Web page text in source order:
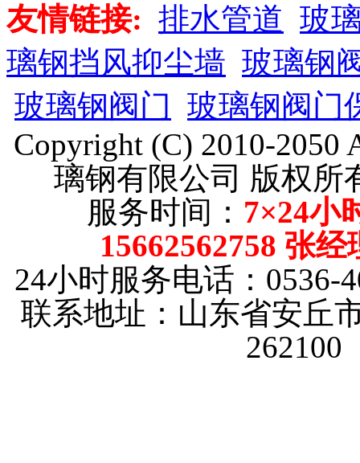
友情链接: 排水管道 玻
璃钢挡风抑尘墙 玻璃钢
玻璃钢阀门 玻璃钢阀门
Copyright (C) 2010-2050
璃钢有限公司 版权
服务时间： 7×24小
15662562758 张
24小时服务电话：
联系地址：山东省安丘